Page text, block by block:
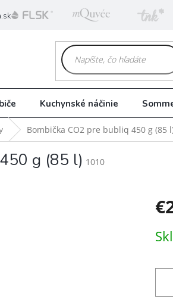
Kuchynské náčinie
Bombička CO2 pre bubliq 450 g (85
g (85 l) 1010